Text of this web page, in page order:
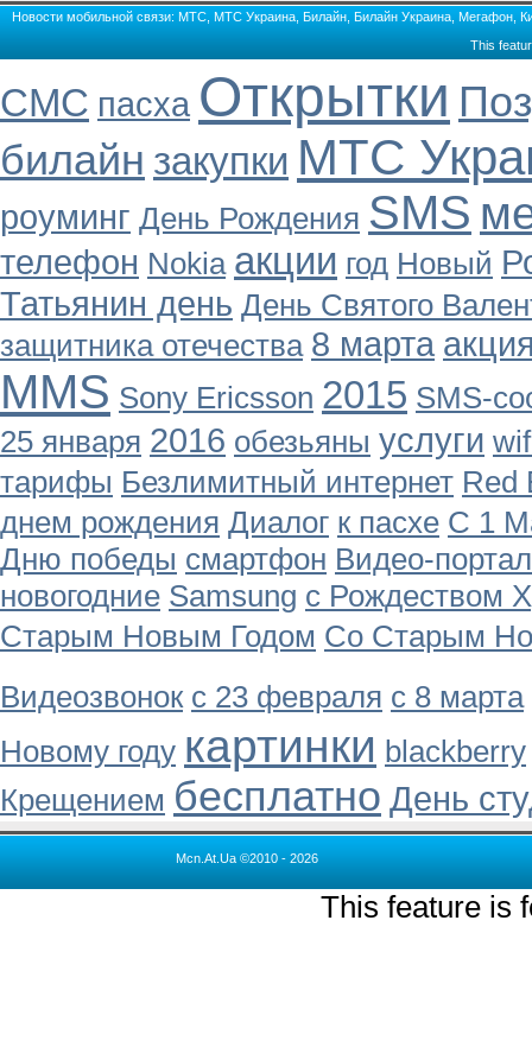
Новости мобильной связи: МТС, МТС Украина, Билайн, Билайн Украина, Мегафон,
This
СМС пасха Открытки
билайн закупки МТС
роуминг День Рождения SMS
телефон Nokia акции год Новый
Татьянин день День Святого
защитника отечества 8 марта
MMS Sony Ericsson 2015 SMS-
25 января 2016 обезьяны услуги
тарифы Безлимитный интернет Red
днем рождения Диалог к пасхе С 1
Дню победы смартфон Видео-портал
новогодние Samsung с Рождеством
Старым Новым Годом Со Старым
Видеозвонок с 23 февраля с 8 марта
Новому году картинки blackberry
Крещением бесплатно День
Mcn.At.Ua ©2010 - 2026
This feature is